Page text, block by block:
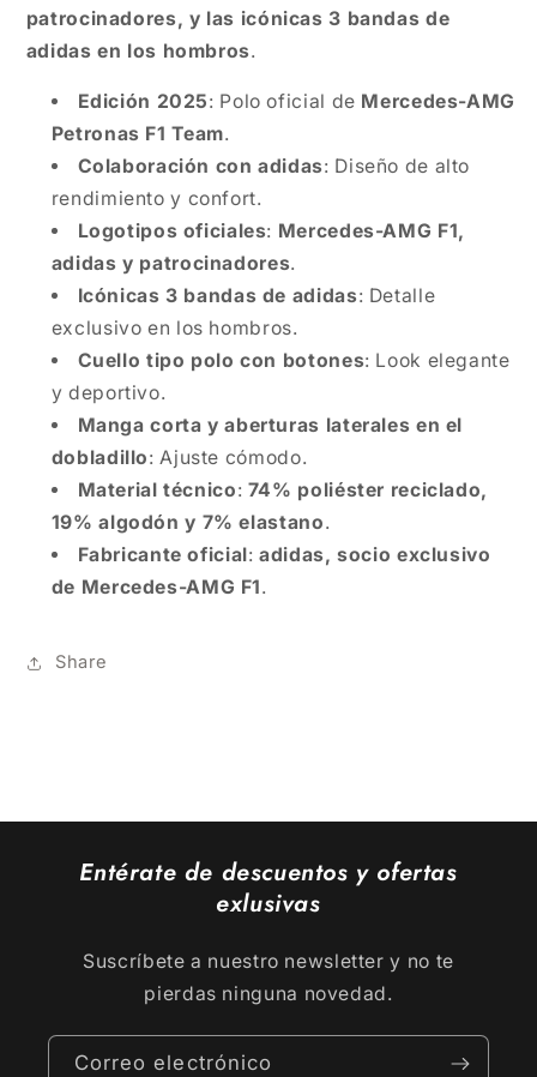
patrocinadores, y las icónicas 3 bandas de
adidas en los hombros.
Edición 2025: Polo oficial de Mercedes-AMG
Petronas F1 Team.
Colaboración con adidas: Diseño de alto
rendimiento y confort.
Logotipos oficiales: Mercedes-AMG F1,
adidas y patrocinadores.
Icónicas 3 bandas de adidas: Detalle
exclusivo en los hombros.
Cuello tipo polo con botones: Look elegante
y deportivo.
Manga corta y aberturas laterales en el
dobladillo: Ajuste cómodo.
Material técnico: 74% poliéster reciclado,
19% algodón y 7% elastano.
Fabricante oficial:adidas, socio exclusivo
de Mercedes-AMG F1.
Share
Entérate de descuentos y ofertas
exlusivas
Suscríbete a nuestro newsletter y no te
pierdas ninguna novedad.
Correo electrónico